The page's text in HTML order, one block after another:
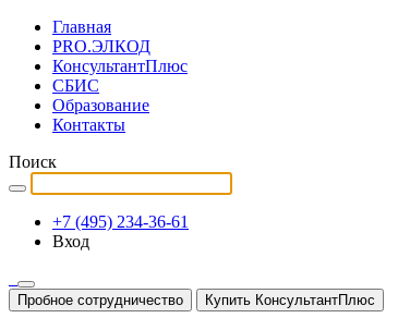
Главная
PRO.ЭЛКОД
КонсультантПлюс
СБИС
Образование
Контакты
Поиск
+7 (495) 234-36-61
Вход
Пробное сотрудничество Купить КонсультантПлюс